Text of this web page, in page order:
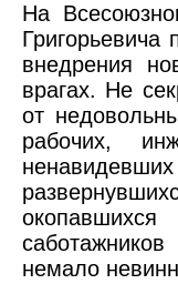
На
внедрения
врагах. Не
от
рабочих,
немало